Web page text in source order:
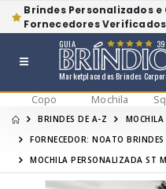
Brindes Personalizados
Fornecedores
Marketplace dos Brindes
GUIA
Copo Mochila
BRINDES DE A-Z
FORNECEDOR: NOATO BRINDES
MOCHILA PERSONALIZADA ST